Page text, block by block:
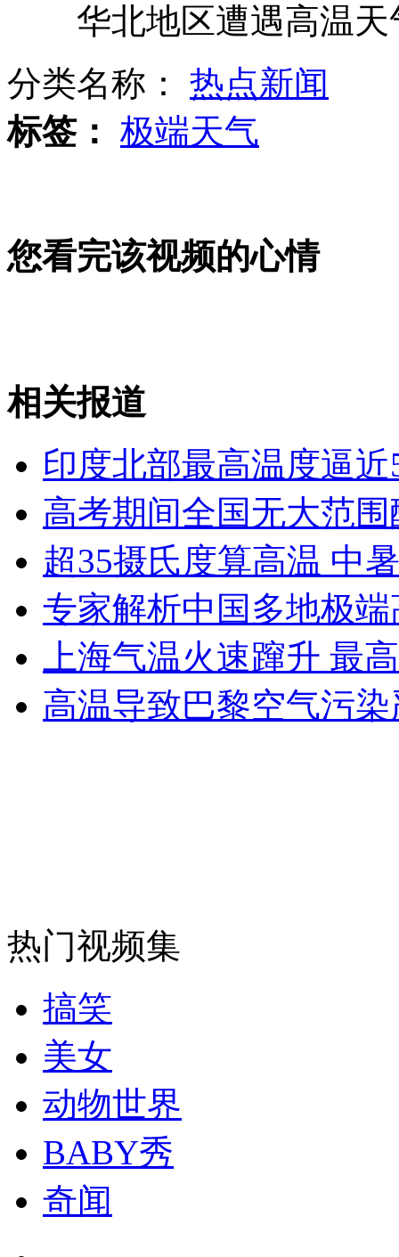
蛟龙号二次下潜因机械故障取消
小伙儿透支八张信用卡买彩票被捕
山西运城恶犬咬伤多人 警民合力深夜将其击毙
女孩北京地铁殴打老人 痛下狠手拳打脚踢
无痛分娩是否安全 医生回应
外交部：反对强权政治霸凌主义
外交部：有关国家言论片面不公正
纽约上演“枕头大战”
司机酒驾遇交警 急速倒车逃窜
华北地区遭遇高温天
分类名称： 热点新闻
标签： 极端天气
您看完该视频的心情
相关报道
印度北部最高温度逼
高考期间全国无大范
超35摄氏度算高温 中
专家解析中国多地极
上海气温火速蹿升 最
高温导致巴黎空气污
热门视频集
搞笑
美女
动物世界
BABY秀
奇闻